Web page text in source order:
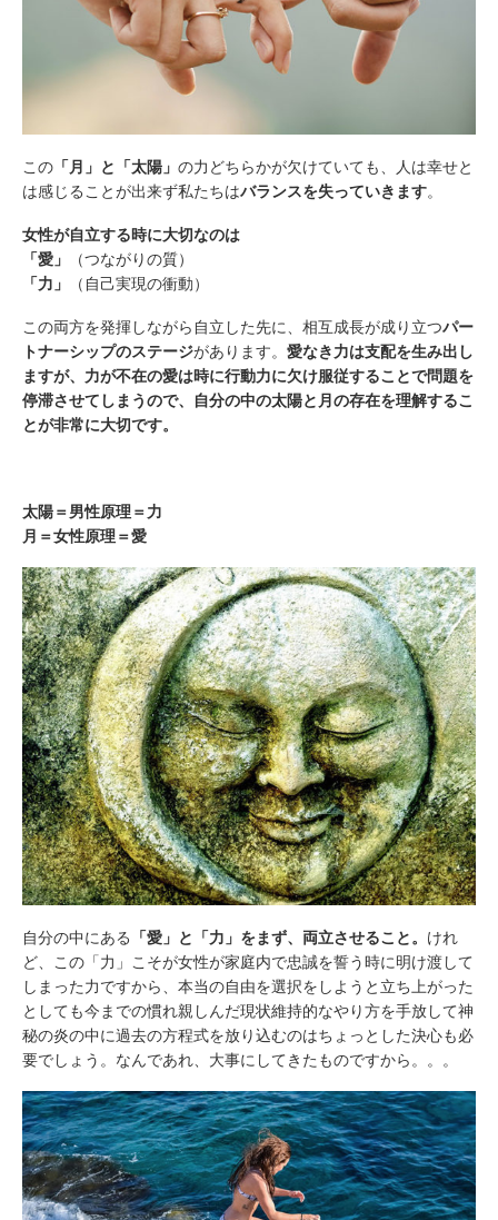
この 「月」と「太陽」 の力どちらかが欠けていても、人は幸せと
は感じることが出来ず私たちはバランスを失っていきます。
女性が自立する時に大切なのは
「愛」
（つながりの質）
「力」
（自己実現の衝動）
この両方を発揮しながら自立した先に、相互成長が成り立つパー
トナーシップのステージがあります。 愛なき力は支配を生み出し
ますが、力が不在の愛は時に行動力に欠け服従することで問題を
停滞させてしまうので、自分の中の太陽と月の存在を理解するこ
とが非常に大切です。
太陽＝男性原理＝力
月＝女性原理＝愛
自分の中にある 「愛」と「力」をまず、両立させること。 けれ
ど、この「力」こそが女性が家庭内で忠誠を誓う時に明け渡して
しまった力ですから、本当の自由を選択をしようと立ち上がった
としても今までの慣れ親しんだ現状維持的なやり方を手放して神
秘の炎の中に過去の方程式を放り込むのはちょっとした決心も必
要でしょう。なんであれ、大事にしてきたものですから。。。